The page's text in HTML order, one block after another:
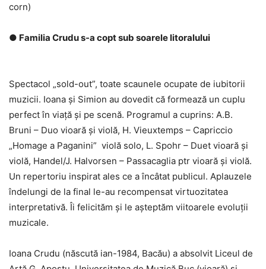
corn)
● Familia Crudu s-a copt sub soarele litoralului
Spectacol „sold-out”, toate scaunele ocupate de iubitorii
muzicii. Ioana și Simion au dovedit că formează un cuplu
perfect în viață și pe scenă. Programul a cuprins: A.B.
Bruni – Duo vioară și violă, H. Vieuxtemps – Capriccio
„Homage a Paganini” violă solo, L. Spohr – Duet vioară și
violă, Handel/J. Halvorsen – Passacaglia ptr vioară și violă.
Un repertoriu inspirat ales ce a încâtat publicul. Aplauzele
îndelungi de la final le-au recompensat virtuozitatea
interpretativă. Îi felicităm și le așteptăm viitoarele evoluții
muzicale.
Ioana Crudu (născută ian-1984, Bacău) a absolvit Liceul de